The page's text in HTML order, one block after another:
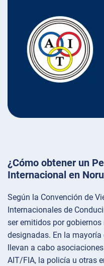
¿Cómo obtener un
Internacional en
Según la Convención de
Internacionales de
ser emitidos por
designadas. En la
llevan a cabo
AIT/FIA, la policía u otras